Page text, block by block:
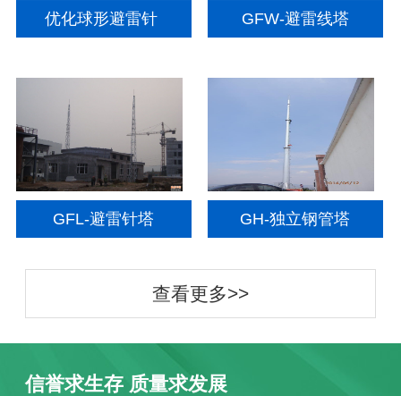
优化球形避雷针 GFW-避雷线塔
GFL-避雷针塔 GH-独立钢管塔
查看更多>>
信誉求生存 质量求发展